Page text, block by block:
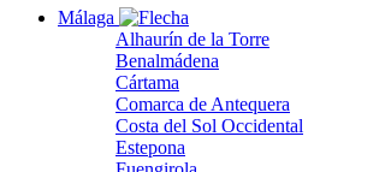
Málaga
Alhaurín de la Torre
Benalmádena
Cártama
Comarca de Antequera
Costa del Sol Occidental
Estepona